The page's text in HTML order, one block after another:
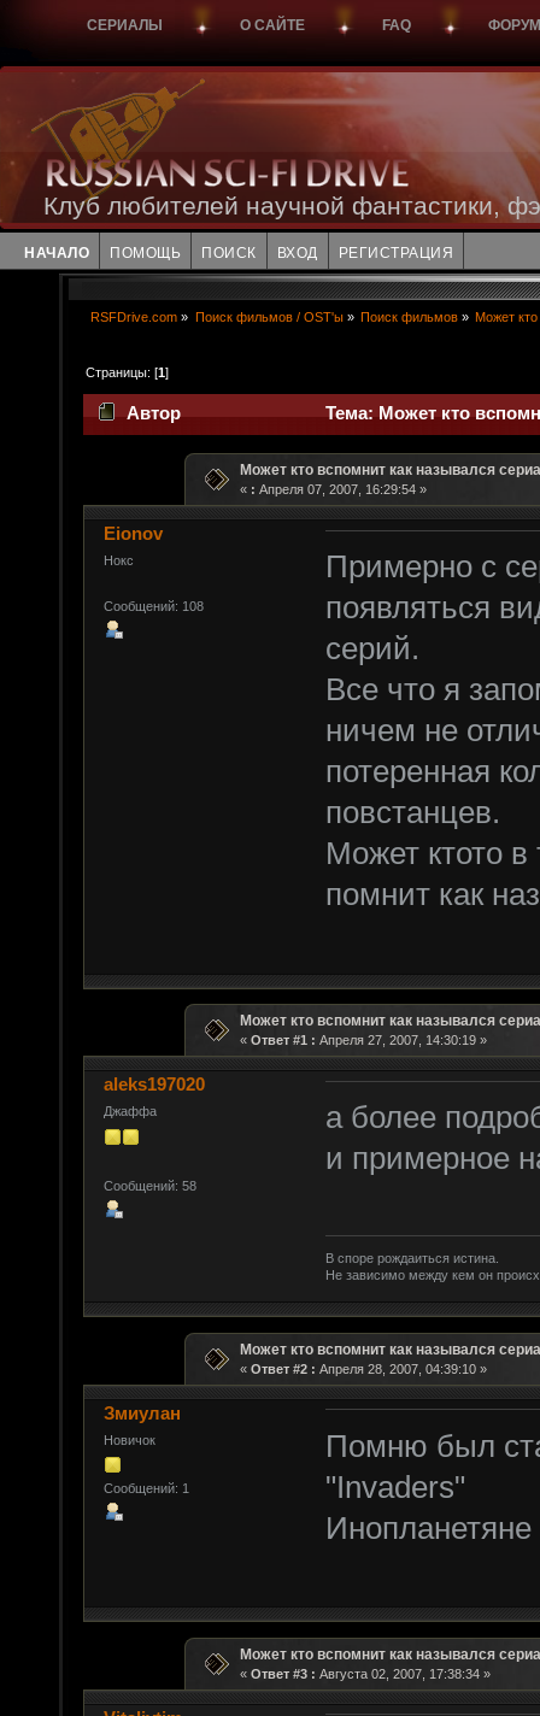
СЕРИАЛЫ О САЙТЕ FAQ ФОРУМ
Клуб любителей научной фантастики,
НАЧАЛО ПОМОЩЬ ПОИСК ВХОД РЕГИСТРАЦИЯ
RSFDrive.com » Поиск фильмов / OST'ы» Поиск фильмов» Может
Страницы: [1]
Автор Тема: Может кто
Может кто вспомнит как назывался
« : Апреля 07, 2007, 16:29:54 »
Eionov
Нокс
Сообщений: 108
Примерно с
появляться
серий.
Все что я
ничем не
потеренная
повстанцев.
Может ктото
помнит как
Может кто вспомнит как назывался
« Ответ #1 : Апреля 27, 2007, 14:30:19 »
aleks197020
Джаффа
Сообщений: 58
а более
и примерное
В споре рождаиться истина.
Не зависимо между кем он
Может кто вспомнит как назывался
« Ответ #2 : Апреля 28, 2007, 04:39:10 »
Змиулан
Новичок
Сообщений: 1
Помню был
"Invaders"
Может кто вспомнит как назывался
« Ответ #3 : Августа 02, 2007, 17:38:34 »